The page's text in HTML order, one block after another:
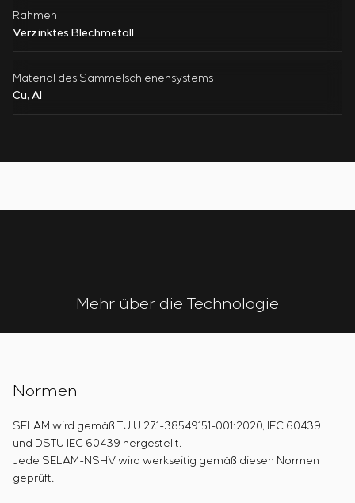
Rahmen
Verzinktes Blechmetall
Material des Sammelschienensystems
Cu, Al
Mehr über die Technologie
Normen
SELAM wird gemäß TU U 27.1-38549151-001:2020, IEC 60439
und DSTU IEC 60439 hergestellt.
Jede SELAM-NSHV wird werkseitig gemäß diesen Normen
geprüft.